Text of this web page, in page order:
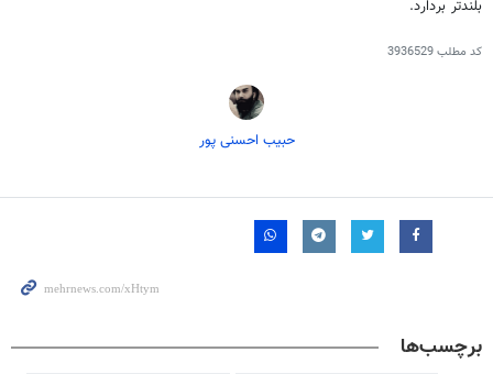
بلندتر بردارد.
کد مطلب3936529
حبیب احسنی پور
برچسب‌ها